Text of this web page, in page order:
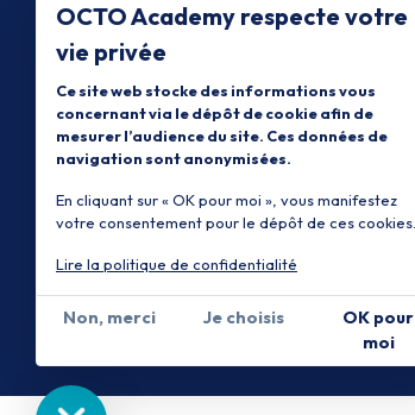
OCTO Academy respecte votre
vie privée
Ce site web stocke des informations vous
concernant via le dépôt de cookie afin de
mesurer l’audience du site. Ces données de
navigation sont anonymisées.
En cliquant sur « OK pour moi », vous manifestez
votre consentement pour le dépôt de ces cookies.
Lire la politique de confidentialité
Non, merci Je choisis
OK pour
moi